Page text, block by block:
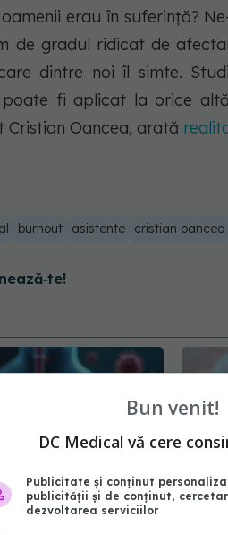
erau în suferinţă?
de gradul ridicat de
dintre noi îl simte.
poate fi aplicat la orice
Oancea, arată
burnout asistente cristian oancea
Bun venit!
DC Medical vă cere
Publicitate și conținut
publicității și de conținut,
dezvoltarea serviciilor